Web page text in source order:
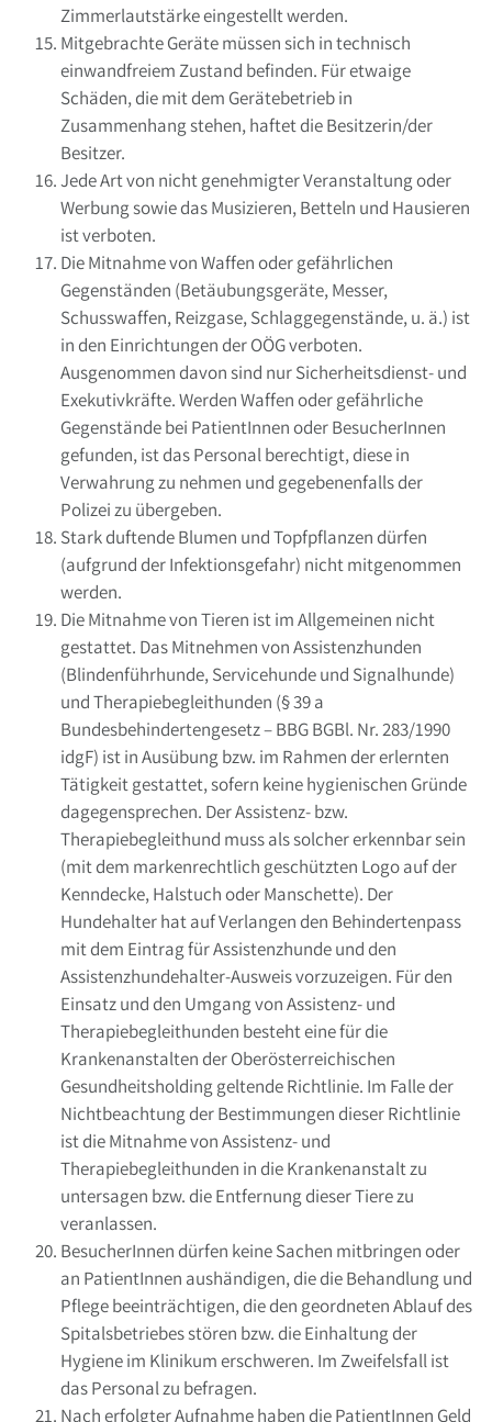
Zimmerlautstärke eingestellt werden.
Mitgebrachte Geräte müssen sich in technisch
einwandfreiem Zustand befinden. Für etwaige
Schäden, die mit dem Gerätebetrieb in
Zusammenhang stehen, haftet die Besitzerin/der
Besitzer.
Jede Art von nicht genehmigter Veranstaltung oder
Werbung sowie das Musizieren, Betteln und Hausieren
ist verboten.
Die Mitnahme von Waffen oder gefährlichen
Gegenständen (Betäubungsgeräte, Messer,
Schusswaffen, Reizgase, Schlaggegenstände, u. ä.) ist
in den Einrichtungen der OÖG verboten.
Ausgenommen davon sind nur Sicherheitsdienst- und
Exekutivkräfte. Werden Waffen oder gefährliche
Gegenstände bei PatientInnen oder BesucherInnen
gefunden, ist das Personal berechtigt, diese in
Verwahrung zu nehmen und gegebenenfalls der
Polizei zu übergeben.
Stark duftende Blumen und Topfpflanzen dürfen
(aufgrund der Infektionsgefahr) nicht mitgenommen
werden.
Die Mitnahme von Tieren ist im Allgemeinen nicht
gestattet. Das Mitnehmen von Assistenzhunden
(Blindenführhunde, Servicehunde und Signalhunde)
und Therapiebegleithunden (§ 39 a
Bundesbehindertengesetz – BBG BGBl. Nr. 283/1990
idgF) ist in Ausübung bzw. im Rahmen der erlernten
Tätigkeit gestattet, sofern keine hygienischen Gründe
dagegensprechen. Der Assistenz- bzw.
Therapiebegleithund muss als solcher erkennbar sein
(mit dem markenrechtlich geschützten Logo auf der
Kenndecke, Halstuch oder Manschette). Der
Hundehalter hat auf Verlangen den Behindertenpass
mit dem Eintrag für Assistenzhunde und den
Assistenzhundehalter-Ausweis vorzuzeigen. Für den
Einsatz und den Umgang von Assistenz- und
Therapiebegleithunden besteht eine für die
Krankenanstalten der Oberösterreichischen
Gesundheitsholding geltende Richtlinie. Im Falle der
Nichtbeachtung der Bestimmungen dieser Richtlinie
ist die Mitnahme von Assistenz- und
Therapiebegleithunden in die Krankenanstalt zu
untersagen bzw. die Entfernung dieser Tiere zu
veranlassen.
BesucherInnen dürfen keine Sachen mitbringen oder
an PatientInnen aushändigen, die die Behandlung und
Pflege beeinträchtigen, die den geordneten Ablauf des
Spitalsbetriebes stören bzw. die Einhaltung der
Hygiene im Klinikum erschweren. Im Zweifelsfall ist
das Personal zu befragen.
Nach erfolgter Aufnahme haben die PatientInnen Geld